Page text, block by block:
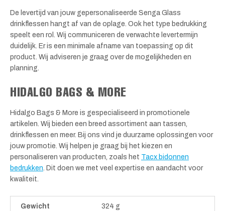
De levertijd van jouw gepersonaliseerde Senga Glass
drinkflessen hangt af van de oplage. Ook het type bedrukking
speelt een rol. Wij communiceren de verwachte levertermijn
duidelijk. Er is een minimale afname van toepassing op dit
product. Wij adviseren je graag over de mogelijkheden en
planning.
HIDALGO BAGS & MORE
Hidalgo Bags & More is gespecialiseerd in promotionele
artikelen. Wij bieden een breed assortiment aan tassen,
drinkflessen en meer. Bij ons vind je duurzame oplossingen voor
jouw promotie. Wij helpen je graag bij het kiezen en
personaliseren van producten, zoals het Tacx bidonnen
bedrukken . Dit doen we met veel expertise en aandacht voor
kwaliteit.
Gewicht 324 g